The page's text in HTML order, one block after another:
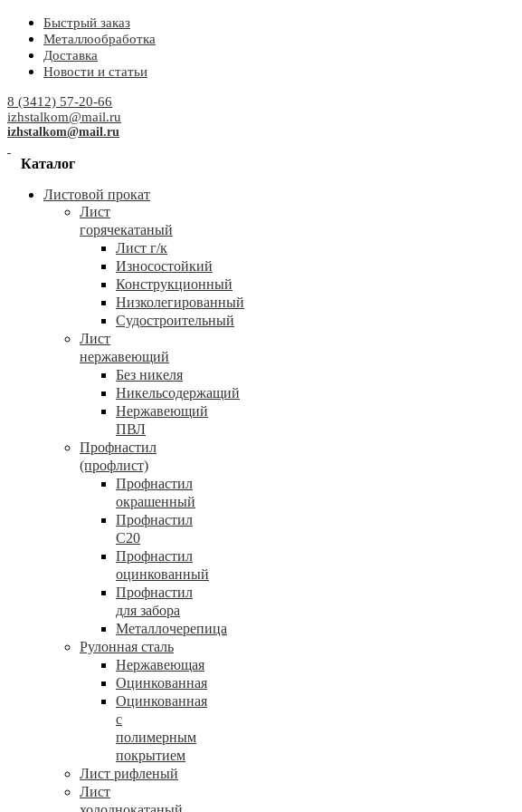
Быстрый заказ
Металлообработка
Доставка
Новости и статьи
8 (3412) 57-20-66
izhstalkom@mail.ru
izhstalkom@mail.ru
Каталог
Листовой прокат
Лист
горячекатаный
Лист г/к
Износостойкий
Конструкционный
Низколегированный
Судостроительный
Лист
нержавеющий
Без никеля
Никельсодержащий
Нержавеющий
ПВЛ
Профнастил
(профлист)
Профнастил
окрашенный
Профнастил
С20
Профнастил
оцинкованный
Профнастил
для забора
Металлочерепица
Рулонная сталь
Нержавеющая
Оцинкованная
Оцинкованная
с
полимерным
покрытием
Лист рифленый
Лист